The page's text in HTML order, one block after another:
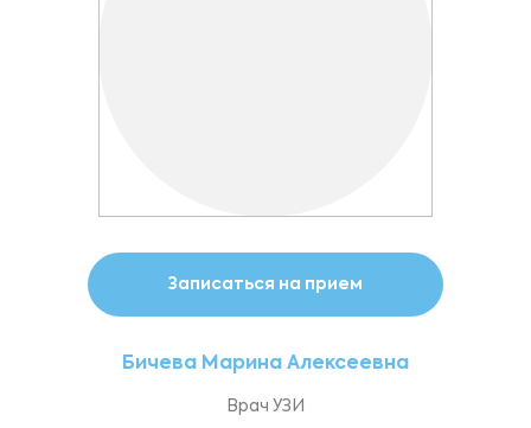
Записаться на прием
Бичева Марина Алексеевна
Врач УЗИ